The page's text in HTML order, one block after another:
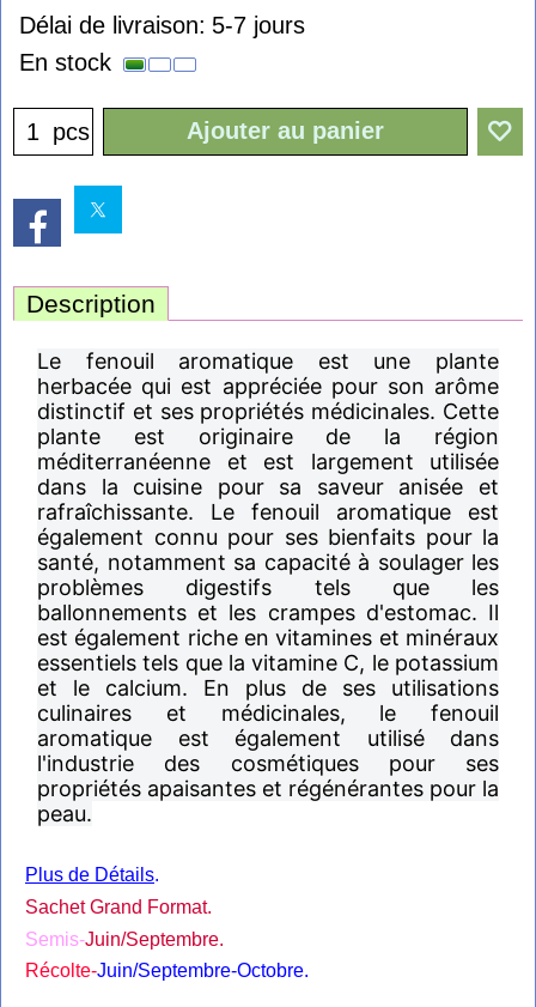
Tot. Livraison €1.45 / piece
Délai de livraison:
En stock
Le fenouil aromatique est une plante
herbacée qui est appréciée pour son arôme
distinctif et ses propriétés médicinales. Cette
plante est originaire de la région
méditerranéenne et est largement utilisée
dans la cuisine pour sa saveur anisée et
rafraîchissante. Le fenouil aromatique est
également connu pour ses bienfaits pour la
santé, notamment sa capacité à soulager les
problèmes digestifs tels que les
ballonnements et les crampes d'estomac. Il
est également riche en vitamines et minéraux
essentiels tels que la vitamine C, le potassium
et le calcium. En plus de ses utilisations
culinaires et médicinales, le fenouil
aromatique est également utilisé dans
l'industrie des cosmétiques pour ses
propriétés apaisantes et régénérantes pour la
Plus de Détails.
Sachet Grand Format.
Semis-Juin/Septembre.